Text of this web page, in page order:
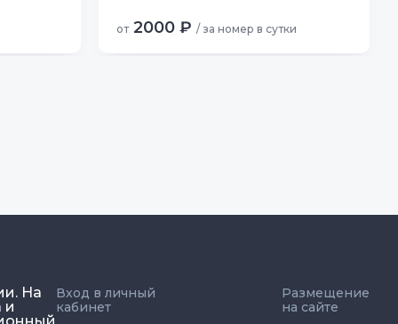
от 2000 ₽ / за номер в сутки
На
и
Вход в личный
кабинет
Размещение
на сайте